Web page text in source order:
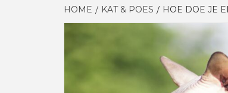
HOME KAT & POES HOE DOE JE